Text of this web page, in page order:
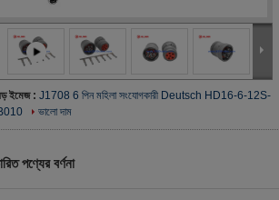
ইমেজ : J1708 6 পিন মহিলা সংযোগকারী Deutsch HD16-6-12S-
ভালো দাম
পণ্যের বর্ণনা